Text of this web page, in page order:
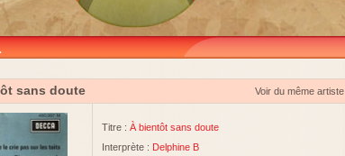
sans doute Voir du même artiste
Titre : À bientôt sans doute
Interprète : Delphine B